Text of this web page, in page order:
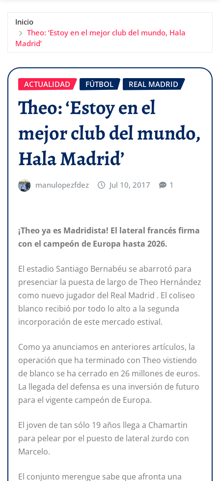
Inicio
Theo: ‘Estoy en el mejor club del mundo, Hala
Madrid’
ACTUALIDAD FÚTBOL REAL MADRID
Theo: ‘Estoy en el
mejor club del mundo,
Hala Madrid’
manulopezfdez Jul 10, 2017 1
¡Theo ya es Madridista! El lateral francés firma
con el campeón de Europa hasta 2026.
El estadio Santiago Bernabéu se abarrotó para
presenciar la puesta de largo de Theo Hernández
como nuevo jugador del Real Madrid . El coliseo
blanco recibió por todo lo alto a la segunda
incorporación de este mercado estival.
Como ya anunciamos en anteriores artículos, la
operación que ha terminado con Theo vistiendo
de blanco se ha cerrado en 26 millones de euros.
La llegada del defensa es una inversión de futuro
para el vigente campeón de Europa.
El joven de tan sólo 19 años llega a Chamartin
para pelear por el puesto de lateral zurdo con
Marcelo.
El conjunto merengue sabe que afronta una